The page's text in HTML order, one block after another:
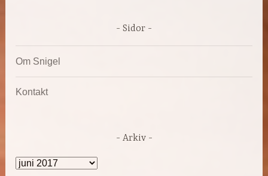
Sidor
Om Snigel
Kontakt
Arkiv
Arkiv